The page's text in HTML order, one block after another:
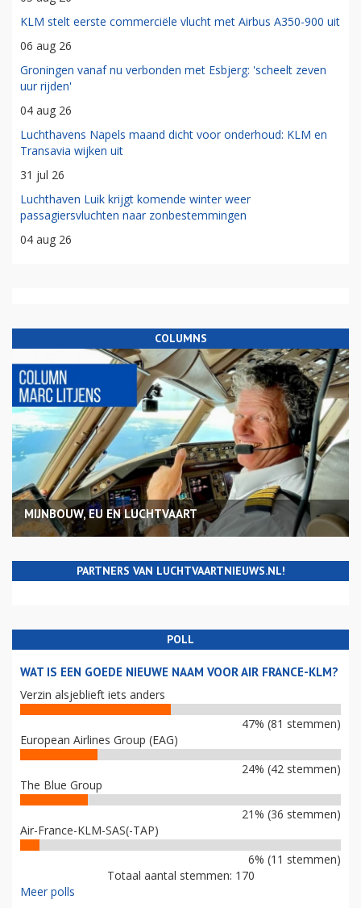
KLM stelt eerste commerciële vlucht met Airbus A350-900 uit
06 aug 26
Groningen vanaf nu verbonden met Esbjerg: 'scheelt zeven
uur rijden'
04 aug 26
Luchthavens Napels maand dicht voor onderhoud: KLM en
Transavia wijken uit
31 jul 26
Luchthaven Luik krijgt komende winter weer
passagiersvluchten naar zonbestemmingen
04 aug 26
COLUMNS
MIJNBOUW, EU EN LUCHTVAART
PARTNERS VAN LUCHTVAARTNIEUWS.NL!
POLL
WAT IS EEN GOEDE NIEUWE NAAM VOOR AIR FRANCE-KLM?
Verzin alsjeblieft iets anders
47% (81 stemmen)
European Airlines Group (EAG)
24% (42 stemmen)
The Blue Group
21% (36 stemmen)
Air-France-KLM-SAS(-TAP)
6% (11 stemmen)
Totaal aantal stemmen: 170
Meer polls